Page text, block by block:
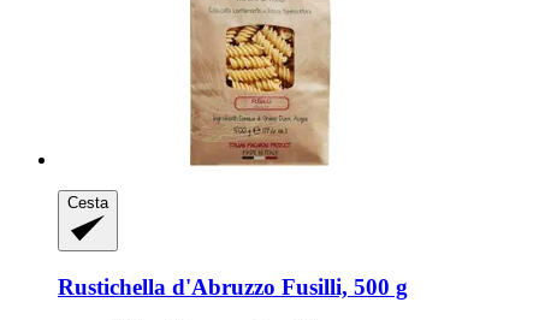
Cesta
Rustichella d'Abruzzo Fusilli, 500 g